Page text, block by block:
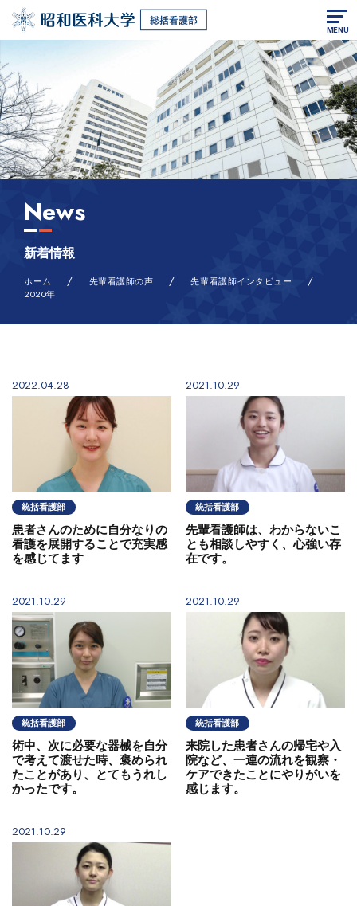
MENU
News
新着情報
ホーム / 先輩看護師の声 / 先輩看護師インタビュー /
2020年
2022.04.28
統括看護部
患者さんのために自分なりの
看護を展開することで充実感
を感じてます
2021.10.29
統括看護部
先輩看護師は、わからないこ
とも相談しやすく、心強い存
在です。
2021.10.29
統括看護部
術中、次に必要な器械を自分
で考えて渡せた時、褒められ
たことがあり、とてもうれし
かったです。
2021.10.29
統括看護部
来院した患者さんの帰宅や入
院など、一連の流れを観察・
ケアできたことにやりがいを
感じます。
2021.10.29